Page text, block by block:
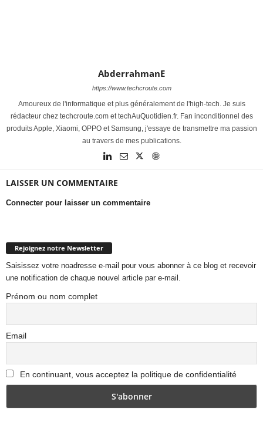
AbderrahmanE
https://www.techcroute.com
Amoureux de l'informatique et plus généralement de l'high-tech. Je suis
rédacteur chez techcroute.com et techAuQuotidien.fr. Fan inconditionnel des
produits Apple, Xiaomi, OPPO et Samsung, j'essaye de transmettre ma passion
au travers de mes publications.
LAISSER UN COMMENTAIRE
Connecter pour laisser un commentaire
Rejoignez notre Newsletter
Saisissez votre noadresse e-mail pour vous abonner à ce blog et recevoir
une notification de chaque nouvel article par e-mail.
Prénom ou nom complet
Email
En continuant, vous acceptez la politique de confidentialité